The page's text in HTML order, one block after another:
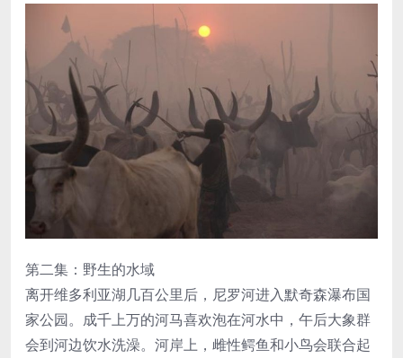
第二集：野生的水域
离开维多利亚湖几百公里后，尼罗河进入默奇森瀑布国
家公园。成千上万的河马喜欢泡在河水中，午后大象群
会到河边饮水洗澡。河岸上，雌性鳄鱼和小鸟会联合起